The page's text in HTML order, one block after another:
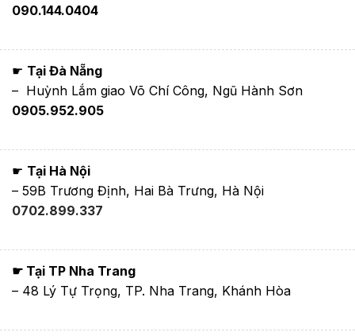
090.144.0404
☛ Tại Đà Nẵng
– Huỳnh Lắm giao Võ Chí Công, Ngũ Hành Sơn
0905.952.905
☛ Tại Hà Nội
– 59B Trương Định, Hai Bà Trưng, Hà Nội
0702.899.337
☛ Tại TP Nha Trang
– 48 Lý Tự Trọng, TP. Nha Trang, Khánh Hòa